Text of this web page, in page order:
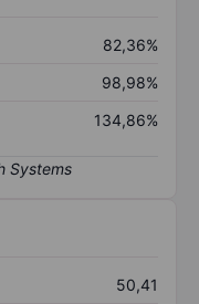
82,36%
98,98%
134,86%
50,41